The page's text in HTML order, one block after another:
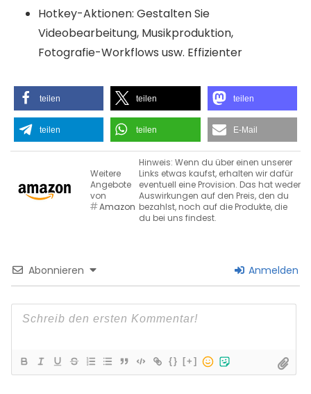
Hotkey-Aktionen: Gestalten Sie
Videobearbeitung, Musikproduktion,
Fotografie-Workflows usw. Effizienter
teilen teilen teilen
teilen teilen E-Mail
Weitere
Angebote
von
Amazon
Hinweis: Wenn du über einen unserer
Links etwas kaufst, erhalten wir dafür
eventuell eine Provision. Das hat weder
Auswirkungen auf den Preis, den du
bezahlst, noch auf die Produkte, die
du bei uns findest.
Abonnieren Anmelden
{} [+]